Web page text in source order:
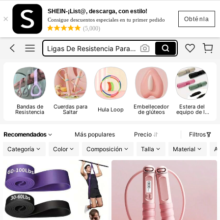
Obténla
×
SHEIN-¡List@, descarga, con estilo!
Consigue descuentos especiales en tu primer pedido
(5,000)
Cuerda Para Saltar
Ligas Para Ejercicio
Cuerda Para Salta
Cuerda Para Saltar
Ligas Para Ejercicio
Bandas de
Resistencia
Cuerdas para
Saltar Hula Loop Embellecedor
de glúteos
Estera del
equipo de la
Recomendados Más populares Precio
Filtros
Categoría
Color Composición Talla Material